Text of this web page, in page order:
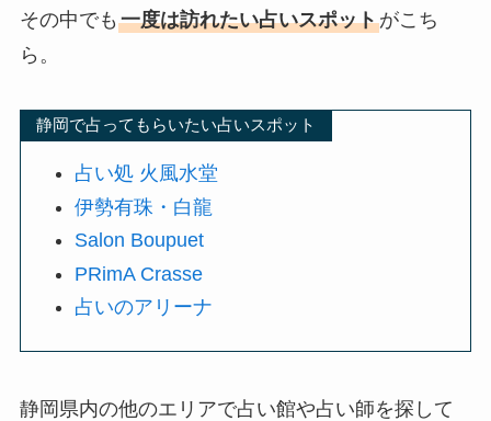
その中でも 一度は訪れたい占いスポットがこち
ら。
静岡で占ってもらいたい占いスポット
占い処 火風水堂
伊勢有珠・白龍
Salon Boupuet
PRimA Crasse
占いのアリーナ
静岡県内の他のエリアで占い館や占い師を探して